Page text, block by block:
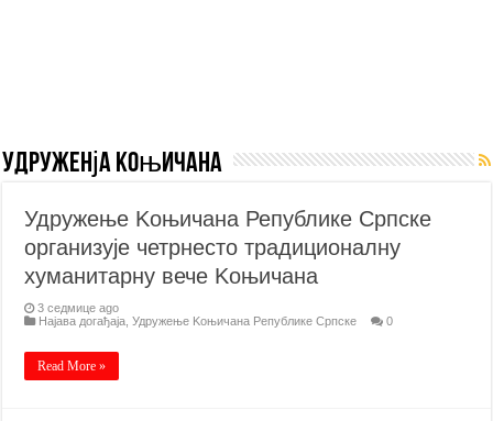
Удруженја Коњичана
Удружење Kоњичана Републике Српске
организује четрнесто традиционалну
хуманитарну вече Kоњичана
3 седмице ago
Најава догађаја ,Удружење Kоњичана Републике Српске 0
Read More »